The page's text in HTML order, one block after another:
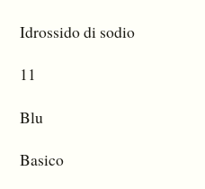
Idrossido di sodio
11
Blu
Basico